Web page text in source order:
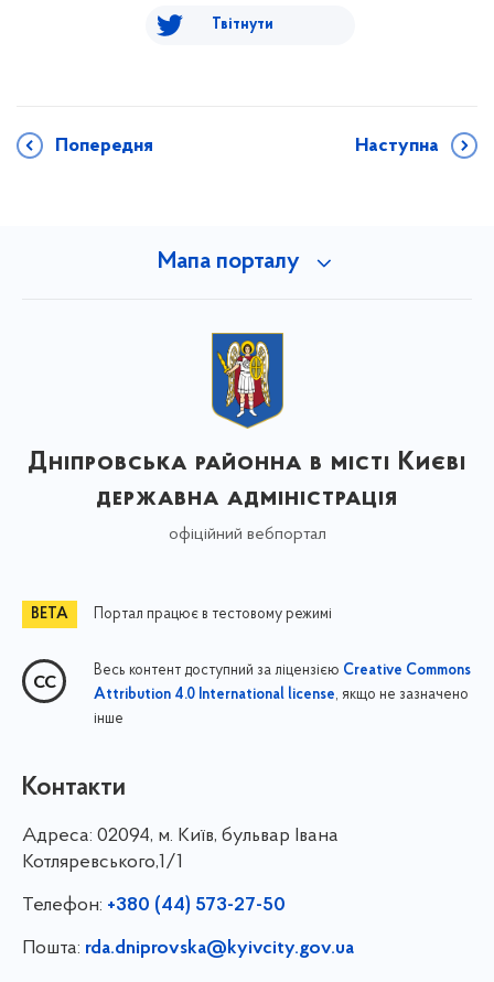
Твітнути
Попередня Наступна
Мапа порталу
Дніпровська районна в місті Києві
державна адміністрація
офіційний вебпортал
Портал працює в тестовому режимі
Весь контент доступний за ліцензією Creative Commons
Attribution 4.0 International license, якщо не зазначено
інше
Контакти
Адреса: 02094, м. Київ, бульвар Івана
Котляревського,1/1
Телефон: +380 (44) 573-27-50
Пошта: rda.dniprovska@kyivcity.gov.ua